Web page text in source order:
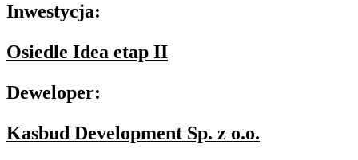
Inwestycja:
Osiedle Idea etap II
Deweloper:
Kasbud Development Sp. z o.o.